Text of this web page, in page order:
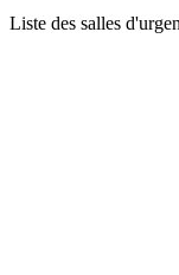
Liste des salles